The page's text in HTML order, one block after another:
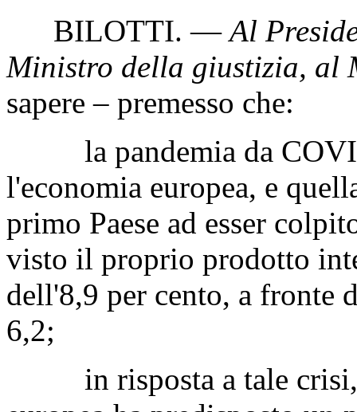
BILOTTI. —Al
Ministro della giustizia, al
sapere – premesso che:
la pandemia da
l'economia europea, e
primo Paese ad esser
visto il proprio prodotto
dell'8,9 per cento, a fronte
6,2;
in risposta a tale crisi,